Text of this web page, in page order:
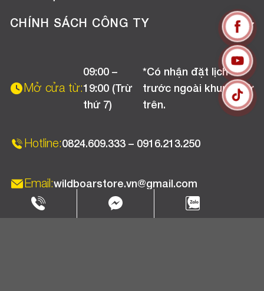
Tuyển dụng
Hướng dẫn mua hàng online
Chương trình khuyến mãi
CHÍNH SÁCH CÔNG TY
Chính sách bảo hành
Mở cửa từ:
09:00 –
19:00 (Trừ
thứ 7)
*Có nhận đặt lịch
trước ngoài khung giờ
trên.
Hotline:0824.609.333 – 0916.213.250
Email:wildboarstore.vn@gmail.com